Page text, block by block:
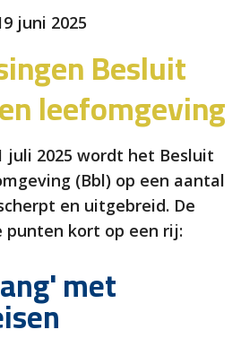
juni 2025
Besluit
leefomgeving
juli 2025 wordt het Besluit
(Bbl) op een aantal
en uitgebreid. De
punten kort op een rij:
met